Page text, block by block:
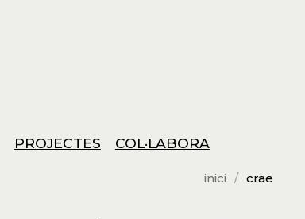
PROJECTES COL·LABORA
inici crae